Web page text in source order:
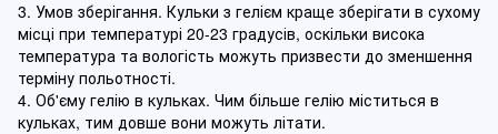
3. Умов зберігання. Кульки з гелієм краще зберігати в сухому
місці при температурі 20-23 градусів, оскільки висока
температура та вологість можуть призвести до зменшення
терміну польотності.
4. Об'єму гелію в кульках. Чим більше гелію міститься в
кульках, тим довше вони можуть літати.